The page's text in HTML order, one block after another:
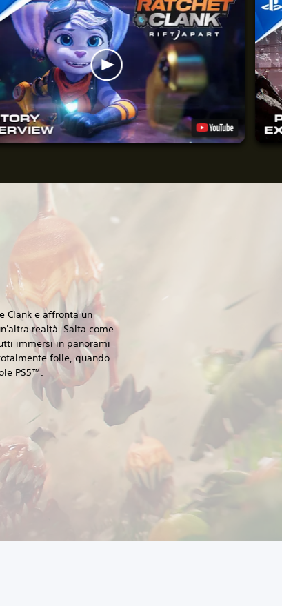
Clank e affronta un
realtà. Salta come
immersi in panorami
folle, quando
PS5™.